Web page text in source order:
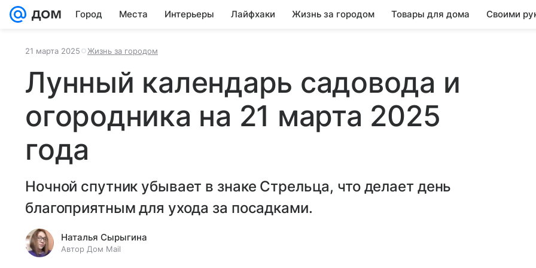
Город Места Интерьеры Лайфхаки Жизнь за городом Товары для дома Своими
21 марта 2025 Жизнь за городом
Лунный календарь садовода и
огородника на 21 марта 2025
года
Ночной спутник убывает в знаке Стрельца, что делает день
благоприятным для ухода за посадками.
Наталья Сырыгина
Автор Дом Mail